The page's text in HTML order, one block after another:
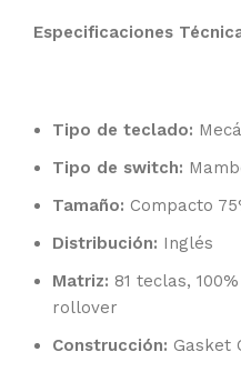
Especificaciones
Tipo de teclado:
Tipo de switch:
Tamaño: Compacto
Distribución: Inglés
Matriz: 81 teclas,
rollover
Construcción: Gasket